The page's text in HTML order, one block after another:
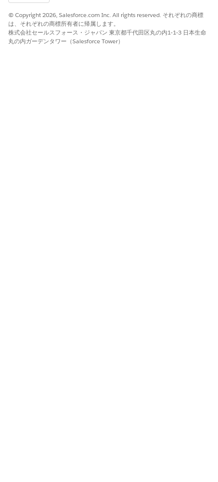
© Copyright 2026, Salesforce.com Inc. All rights reserved. それぞれの商標
は、それぞれの商標所有者に帰属します。
株式会社セールスフォース・ジャパン 東京都千代田区丸の内1-1-3 日本生命
丸の内ガーデンタワー（Salesforce Tower）